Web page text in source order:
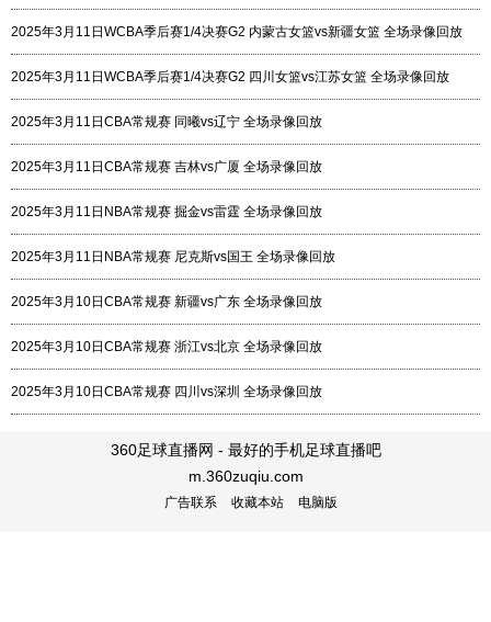
2025年3月11日WCBA季后赛1/4决赛G2 内蒙古女篮vs新疆女篮 全场录像回放
2025年3月11日WCBA季后赛1/4决赛G2 四川女篮vs江苏女篮 全场录像回放
2025年3月11日CBA常规赛 同曦vs辽宁 全场录像回放
2025年3月11日CBA常规赛 吉林vs广厦 全场录像回放
2025年3月11日NBA常规赛 掘金vs雷霆 全场录像回放
2025年3月11日NBA常规赛 尼克斯vs国王 全场录像回放
2025年3月10日CBA常规赛 新疆vs广东 全场录像回放
2025年3月10日CBA常规赛 浙江vs北京 全场录像回放
2025年3月10日CBA常规赛 四川vs深圳 全场录像回放
360足球直播网 - 最好的手机足球直播吧
m.360zuqiu.com
广告联系 收藏本站 电脑版